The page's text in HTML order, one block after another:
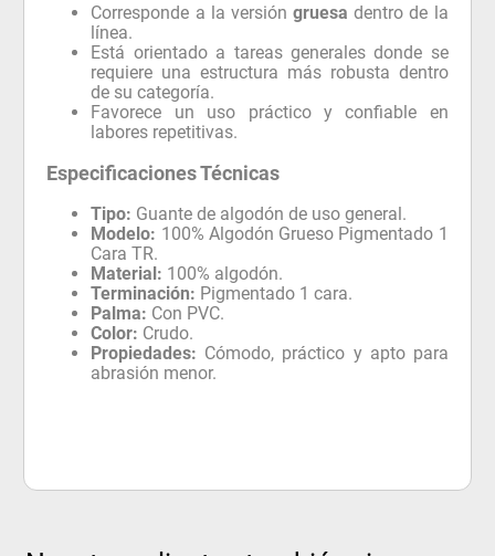
Corresponde a la versióngruesa dentro de la
línea.
Está orientado a tareas generales donde se
requiere una estructura más robusta dentro
de su categoría.
Favorece un uso práctico y confiable en
labores repetitivas.
Especificaciones Técnicas
Tipo: Guante de algodón de uso general.
Modelo: 100% Algodón Grueso Pigmentado 1
Cara TR.
Material: 100% algodón.
Terminación: Pigmentado 1 cara.
Palma: Con PVC.
Color: Crudo.
Propiedades: Cómodo, práctico y apto para
abrasión menor.